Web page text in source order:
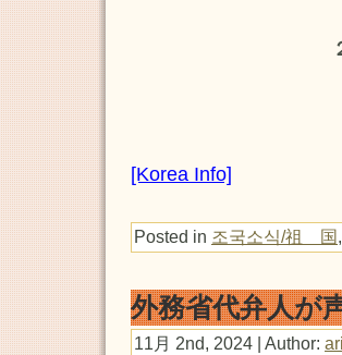
[Korea Info]
Posted in 조국소식/祖 国,
外務省代弁人が
11月 2nd, 2024 | Author: